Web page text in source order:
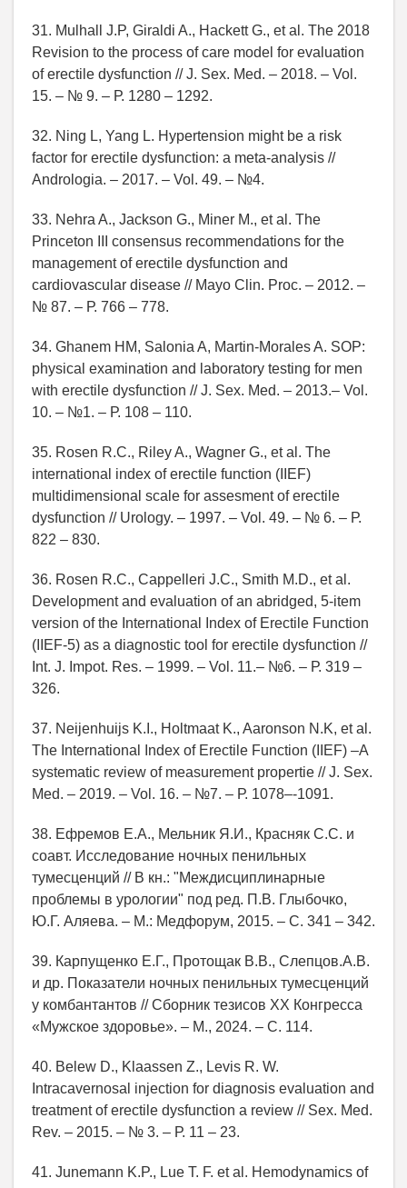
31. Mulhall J.P, Giraldi A., Hackett G., et al. The 2018
Revision to the process of care model for evaluation
of erectile dysfunction // J. Sex. Med. – 2018. – Vol.
15. – № 9. – Р. 1280 – 1292.
32. Ning L, Yang L. Hypertension might be a risk
factor for erectile dysfunction: a meta-analysis //
Andrologia. – 2017. – Vol. 49. – №4.
33. Nehra A., Jackson G., Miner M., et al. The
Princeton III consensus recommendations for the
management of erectile dysfunction and
cardiovascular disease // Mayo Clin. Proc. – 2012. –
№ 87. – Р. 766 – 778.
34. Ghanem HM, Salonia A, Martin-Morales A. SOP:
physical examination and laboratory testing for men
with erectile dysfunction // J. Sex. Med. – 2013.– Vol.
10. – №1. – Р. 108 – 110.
35. Rosen R.C., Riley A., Wagner G., et al. The
international index of erectile function (IIEF)
multidimensional scale for assesment of erectile
dysfunction // Urology. – 1997. – Vol. 49. – № 6. – Р.
822 – 830.
36. Rosen R.C., Cappelleri J.C., Smith M.D., et al.
Development and evaluation of an abridged, 5-item
version of the International Index of Erectile Function
(IIEF-5) as a diagnostic tool for erectile dysfunction //
Int. J. Impot. Res. – 1999. – Vol. 11.– №6. – Р. 319 –
326.
37. Neijenhuijs K.I., Holtmaat K., Aaronson N.K, et al.
The International Index of Erectile Function (IIEF) –A
systematic review of measurement propertie // J. Sex.
Med. – 2019. – Vol. 16. – №7. – Р. 1078–-1091.
38. Ефремов Е.А., Мельник Я.И., Красняк С.С. и
соавт. Исследование ночных пенильных
тумесценций // В кн.: "Междисциплинарные
проблемы в урологии" под ред. П.В. Глыбочко,
Ю.Г. Аляева. – М.: Медфорум, 2015. – С. 341 – 342.
39. Карпущенко Е.Г., Протощак В.В., Слепцов.А.В.
и др. Показатели ночных пенильных тумесценций
у комбантантов // Сборник тезисов ХХ Конгресса
«Мужское здоровье». – М., 2024. – С. 114.
40. Belew D., Klaassen Z., Levis R. W.
Intracavernosal injection for diagnosis evaluation and
treatment of erectile dysfunction a review // Seх. Med.
Rev. – 2015. – № 3. – Р. 11 – 23.
41. Junemann K.P., Lue T. F. et al. Hemodynamics of